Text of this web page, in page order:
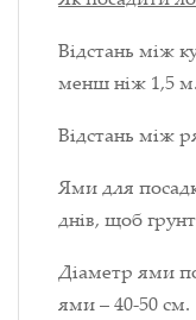
Відстань між
менш ніж 1,5 м.
Відстань між
Ями для
днів, щоб
Діаметр ями
ями – 40-50 см.